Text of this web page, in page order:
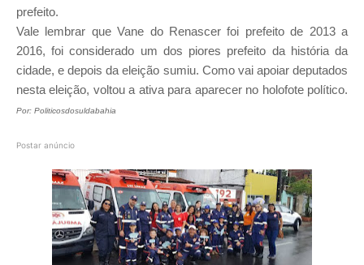
prefeito.
Vale lembrar que Vane do Renascer foi prefeito de 2013 a
2016, foi considerado um dos piores prefeito da história da
cidade, e depois da eleição sumiu. Como vai apoiar deputados
nesta eleição, voltou a ativa para aparecer no holofote político.
Por: Politicosdosuldabahia
Postar anúncio